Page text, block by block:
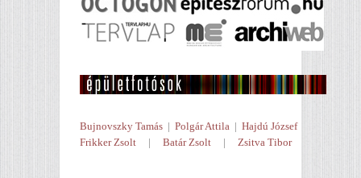
Bujnovszky Tamás | Polgár Attila | Hajdú József
Frikker Zsolt | Batár Zsolt | Zsitva Tibor